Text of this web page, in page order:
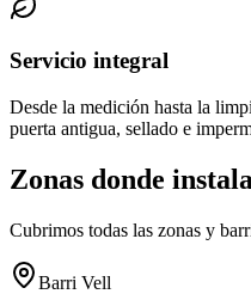
Servicio integral
Desde la medición hasta la
puerta antigua, sellado e
Zonas donde
Cubrimos todas las zonas y
Barri Vell